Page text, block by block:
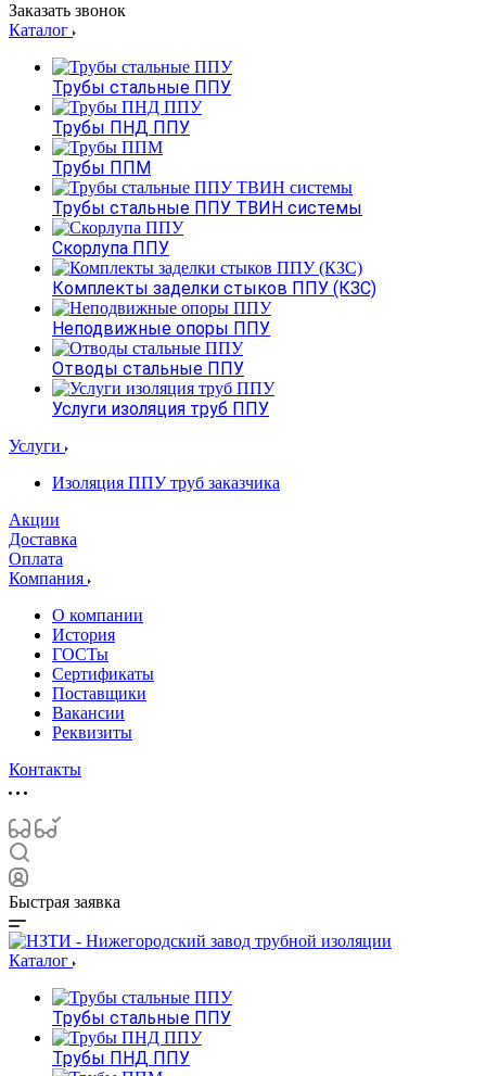
Заказать звонок
Каталог
Трубы стальные ППУ
Трубы ПНД ППУ
Трубы ППМ
Трубы стальные ППУ ТВИН системы
Скорлупа ППУ
Комплекты заделки стыков ППУ (КЗС)
Неподвижные опоры ППУ
Отводы стальные ППУ
Услуги изоляция труб ППУ
Услуги
Изоляция ППУ труб заказчика
Акции
Доставка
Оплата
Компания
О компании
История
ГОСТы
Сертификаты
Поставщики
Вакансии
Реквизиты
Контакты
Быстрая заявка
Каталог
Трубы стальные ППУ
Трубы ПНД ППУ